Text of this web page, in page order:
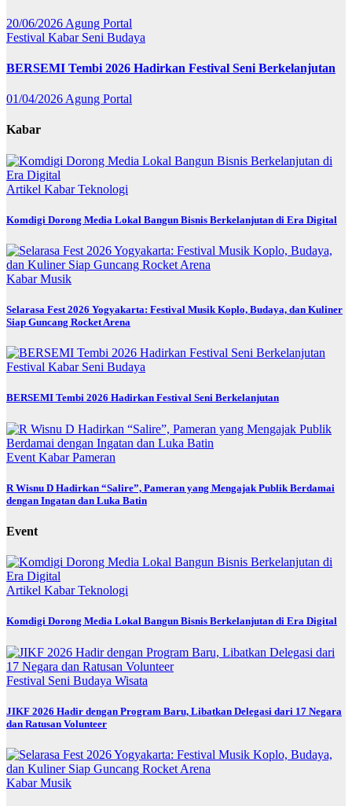
20/06/2026 Agung Portal
Festival Kabar Seni Budaya
BERSEMI Tembi 2026 Hadirkan Festival Seni Berkelanjutan
01/04/2026 Agung Portal
Kabar
Artikel KabarTeknologi
Komdigi Dorong Media Lokal Bangun Bisnis Berkelanjutan di Era Digital
KabarMusik
Selarasa Fest 2026 Yogyakarta: Festival Musik Koplo, Budaya, dan Kuliner
Siap Guncang Rocket Arena
Festival Kabar Seni Budaya
BERSEMI Tembi 2026 Hadirkan Festival Seni Berkelanjutan
Event KabarPameran
R Wisnu D Hadirkan “Salire”, Pameran yang Mengajak Publik Berdamai
dengan Ingatan dan Luka Batin
Event
Artikel KabarTeknologi
Komdigi Dorong Media Lokal Bangun Bisnis Berkelanjutan di Era Digital
Festival Seni Budaya Wisata
JIKF 2026 Hadir dengan Program Baru, Libatkan Delegasi dari 17 Negara
dan Ratusan Volunteer
KabarMusik